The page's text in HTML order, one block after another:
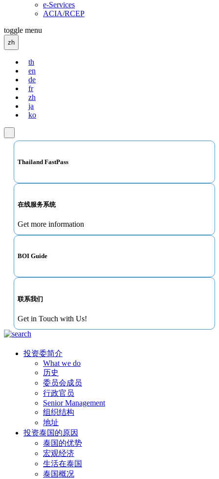
e-Services
ACIA/RCEP
toggle menu
zh
th
en
de
fr
zh
ja
ko
Thailand FastPass
在线服务系统
Get more information
BOI Guide
联系我们
Get in Touch with Us!
投资委简介
What we do
历史
委员会成员
行政官员
Senior Management
组织结构
地址
投资泰国的原因
泰国的优势
宏观经济
生活在泰国
泰国概况